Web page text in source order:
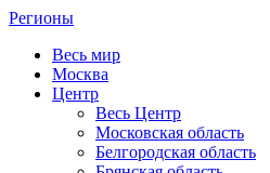
Регионы
Весь мир
Москва
Центр
Весь Центр
Московская область
Белгородская область